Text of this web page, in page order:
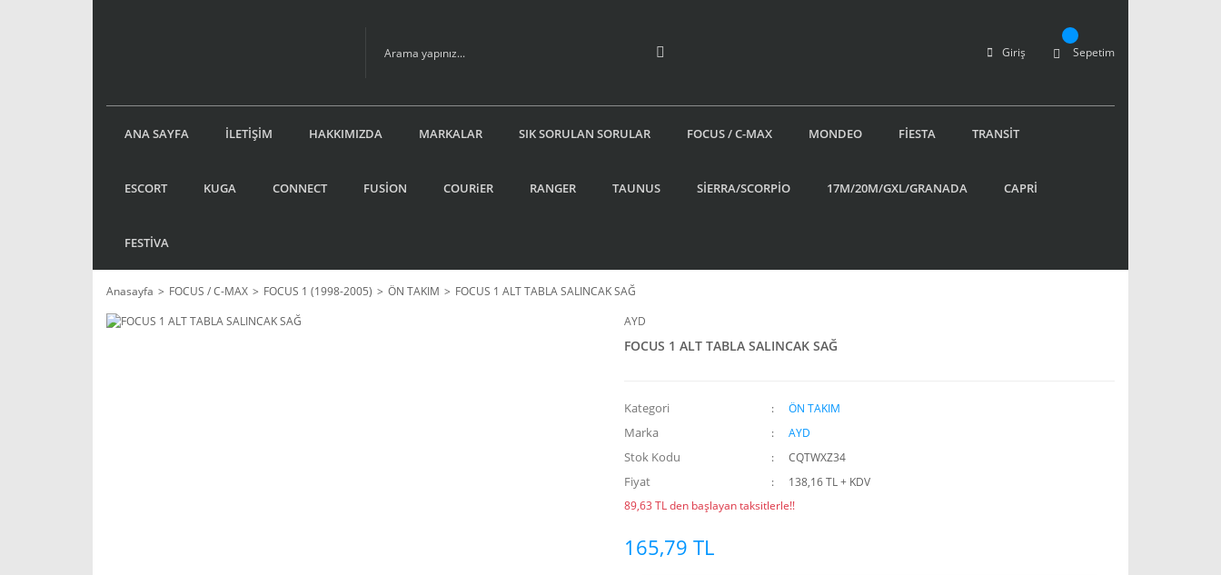
Giriş Sepetim
ANA SAYFA İLETİŞİM HAKKIMIZDA MARKALAR SIK SORULAN SORULAR FOCUS / C-MAX MONDEO FİESTA TRANSİT
ESCORT KUGA CONNECT FUSİON COURiER RANGER TAUNUS SİERRA/SCORPİO 17M/20M/GXL/GRANADA CAPRİ
FESTİVA
Anasayfa FOCUS / C-MAX FOCUS 1 (1998-2005) ÖN TAKIM
FOCUS 1 ALT TABLA SALINCAK SAĞ
AYD
FOCUS 1 ALT TABLA SALINCAK SAĞ
Kategori ÖN TAKIM
Marka AYD
Stok Kodu CQTWXZ34
Fiyat
138,16 TL + KDV
89,63 TL den başlayan taksitlerle!!
165,79 TL